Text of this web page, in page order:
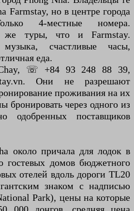
Farmstay, но в центре города
4-местные номера.
же туры, что и Farmstay.
счастливые часы,
еда.
☏ +84 93 248 88 39,
Они не разрешают
проживания на их
бронировать через одного из
одобренных поставщиков
около причала для лодок в
гостевых домов бюджетного
отелей вдоль дороги TL20
знаком с надписью
Park), цены на которые